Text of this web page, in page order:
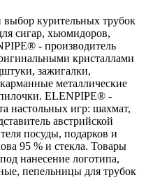
курительных трубок
сигар, хьюмидоров,
- производитель
кристаллами
зажигалки,
металлические
ELENPIPE® -
настольных игр: шахмат,
австрийской
посуды, подарков и
95 % и стекла. Товары
нанесение логотипа,
пепельницы для трубок